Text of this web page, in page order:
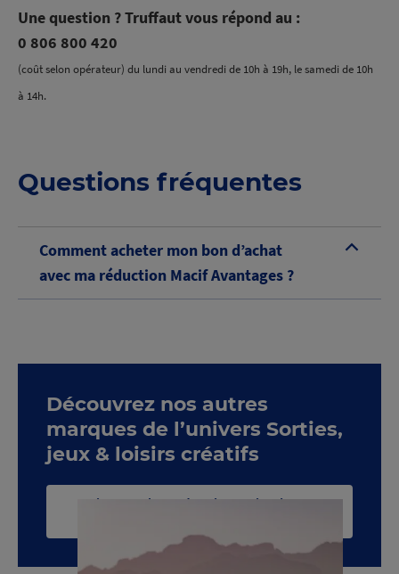
Une question ? Truffaut vous répond au :
0 806 800 420
(coût selon opérateur) du lundi au vendredi de 10h à 19h, le samedi de 10h
à 14h.
Questions fréquentes
B
Comment acheter mon bon d’achat
avec ma réduction Macif Avantages ?
Découvrez nos autres
marques de l’univers Sorties,
jeux & loisirs créatifs
Voir toute la catégorie Sorties, jeux &